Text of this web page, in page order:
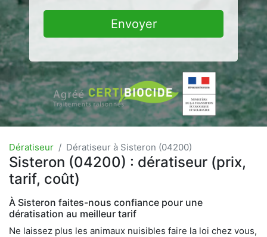
Envoyer
Dératiseur Dératiseur à Sisteron (04200)
Sisteron (04200) : dératiseur (prix,
tarif, coût)
À Sisteron faites-nous confiance pour une
dératisation au meilleur tarif
Ne laissez plus les animaux nuisibles faire la loi chez vous,